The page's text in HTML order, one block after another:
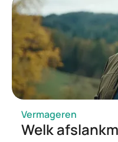
tijdelijk succes, maar
terug.
Vermageren
Welk